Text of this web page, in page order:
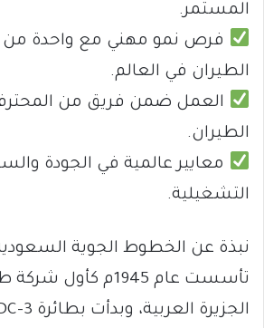
المستمر.
فرص نمو مهني مع واحدة من
الطيران في العالم.
العمل ضمن فريق من
الطيران.
معايير عالمية في الجودة
التشغيلية.
نبذة عن الخطوط الجوية
تأسست عام 1945م